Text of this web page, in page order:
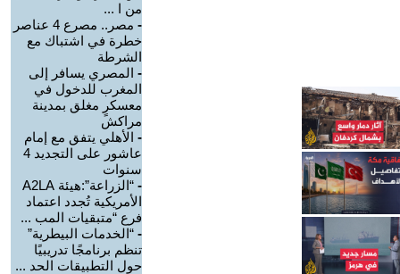
من ا ...
-
مصر.. مصرع 4 عناصر
خطرة في اشتباك مع
الشرطة
- المصري يسافر إلى
المغرب للدخول في
معسكرٍ مغلق بمدينة
مراكش
- الأهلي يتفق مع إمام
عاشور على التجديد 4
سنوات
-
“الزراعة”:هيئة A2LA
الأمريكية تُجدد اعتماد
فرع “متبقيات المب ...
- “الخدمات البيطرية”
تنظم برنامجًا تدريبيًا
حول التطبيقات الحد ...